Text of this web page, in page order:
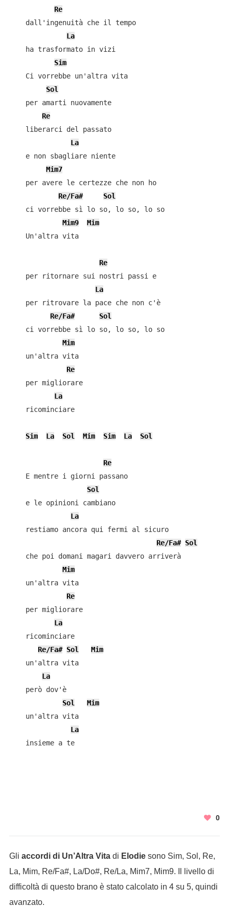
Re
    dall'ingenuità che il tempo
La
    ha trasformato in vizi
Sim
    Ci vorrebbe un'altra vita
Sol
    per amarti nuovamente
Re
    liberarci del passato
La
    e non sbagliare niente
Mim7
    per avere le certezze che non ho
Re/Fa#
Sol
    ci vorrebbe sì lo so, lo so, lo so
Mim9
Mim
    Un'altra vita
Re
    per ritornare sui nostri passi e
La
    per ritrovare la pace che non c'è
Re/Fa#
Sol
    ci vorrebbe sì lo so, lo so, lo so
Mim
    un'altra vita
Re
    per migliorare
La
    ricominciare
Sim La Sol Mim Sim La Sol
Re
    E mentre i giorni passano
Sol
    e le opinioni cambiano
La
    restiamo ancora qui fermi al sicuro
Re/Fa# Sol
    che poi domani magari davvero arriverà
Mim
    un'altra vita
Re
    per migliorare
La
    ricominciare
Re/Fa# Sol
Mim
    un'altra vita
La
    però dov'è
Sol
Mim
    un'altra vita
La
    insieme a te
0
Gli accordi di Un’Altra Vitadi Elodiesono Sim, Sol, Re,
La, Mim, Re/Fa#, La/Do#, Re/La, Mim7, Mim9. Il livello di
difficoltà di questo brano è stato calcolato in 4 su 5, quindi
avanzato.